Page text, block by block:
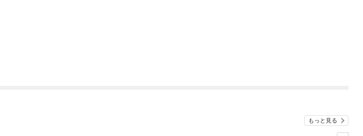
もっと見る